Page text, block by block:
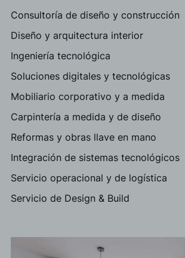
Consultoría de diseño y construcción
Diseño y arquitectura interior
Ingeniería tecnológica
Soluciones digitales y tecnológicas
Mobiliario corporativo y a medida
Carpintería a medida y de diseño
Reformas y obras llave en mano
Integración de sistemas tecnológicos
Servicio operacional y de logística
Servicio de Design & Build